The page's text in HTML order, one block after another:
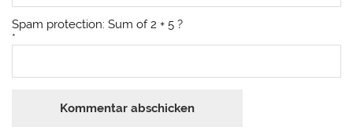
Spam protection: Sum of 2 + 5 ?
*